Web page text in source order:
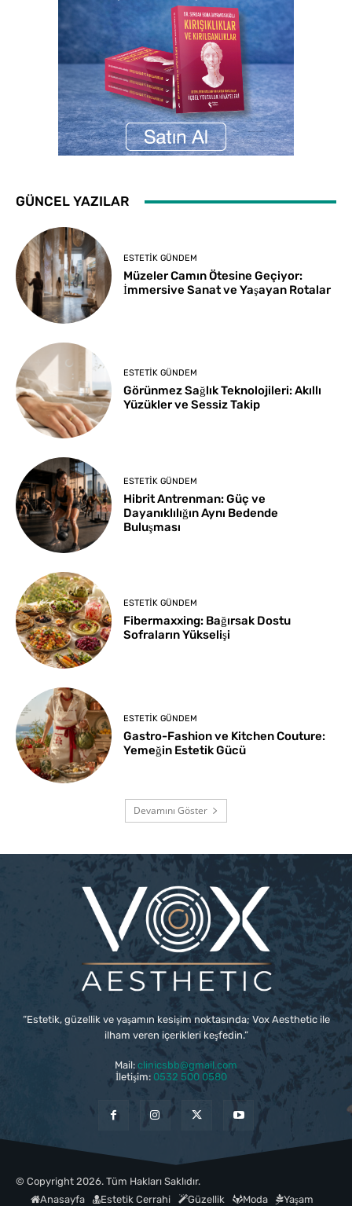
GÜNCEL YAZILAR
ESTETIK GÜNDEM
Müzeler Camın Ötesine Geçiyor:
İmmersive Sanat ve Yaşayan Rotalar
ESTETIK GÜNDEM
Görünmez Sağlık Teknolojileri: Akıllı
Yüzükler ve Sessiz Takip
ESTETIK GÜNDEM
Hibrit Antrenman: Güç ve
Dayanıklılığın Aynı Bedende
Buluşması
ESTETIK GÜNDEM
Fibermaxxing: Bağırsak Dostu
Sofraların Yükselişi
ESTETIK GÜNDEM
Gastro-Fashion ve Kitchen Couture:
Yemeğin Estetik Gücü
Devamını Göster
“Estetik, güzellik ve yaşamın kesişim noktasında; Vox Aesthetic ile
ilham veren içerikleri keşfedin.”
Mail: clinicsbb@gmail.com
İletişim: 0532 500 0580
© Copyright 2026. Tüm Hakları Saklıdır.
Anasayfa
Estetik Cerrahi Güzellik Moda
Yaşam